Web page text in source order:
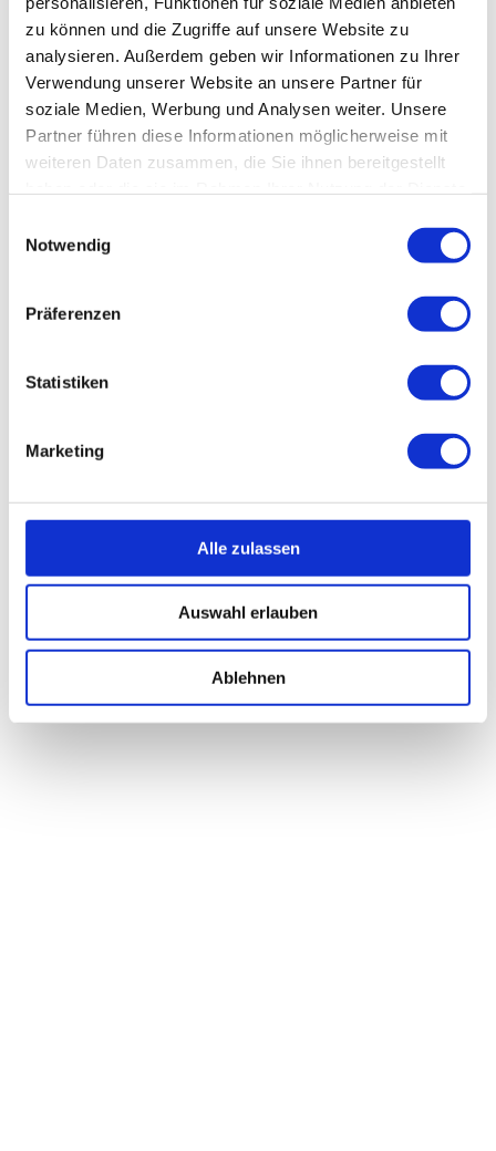
zu können und die Zugriffe auf unsere Website zu
analysieren. Außerdem geben wir Informationen zu Ihrer
Verwendung unserer Website an unsere Partner für
soziale Medien, Werbung und Analysen weiter. Unsere
Partner führen diese Informationen möglicherweise mit
weiteren Daten zusammen, die Sie ihnen bereitgestellt
Notwendig
Präferenzen
Statistiken
Marketing
Alle zulassen
Auswahl erlauben
Ablehnen
Bad Mergentheim
Fischen im Allgäu